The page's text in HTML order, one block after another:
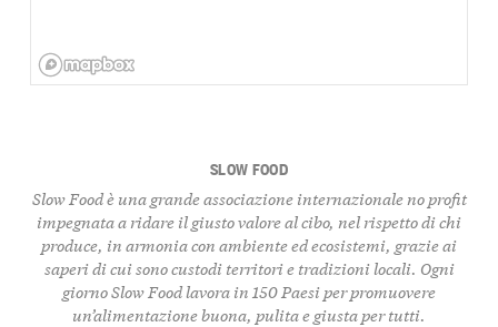
SLOW FOOD
Slow Food è una grande associazione internazionale no profit
impegnata a ridare il giusto valore al cibo, nel rispetto di chi
produce, in armonia con ambiente ed ecosistemi, grazie ai
saperi di cui sono custodi territori e tradizioni locali. Ogni
giorno Slow Food lavora in 150 Paesi per promuovere
un’alimentazione buona, pulita e giusta per tutti.